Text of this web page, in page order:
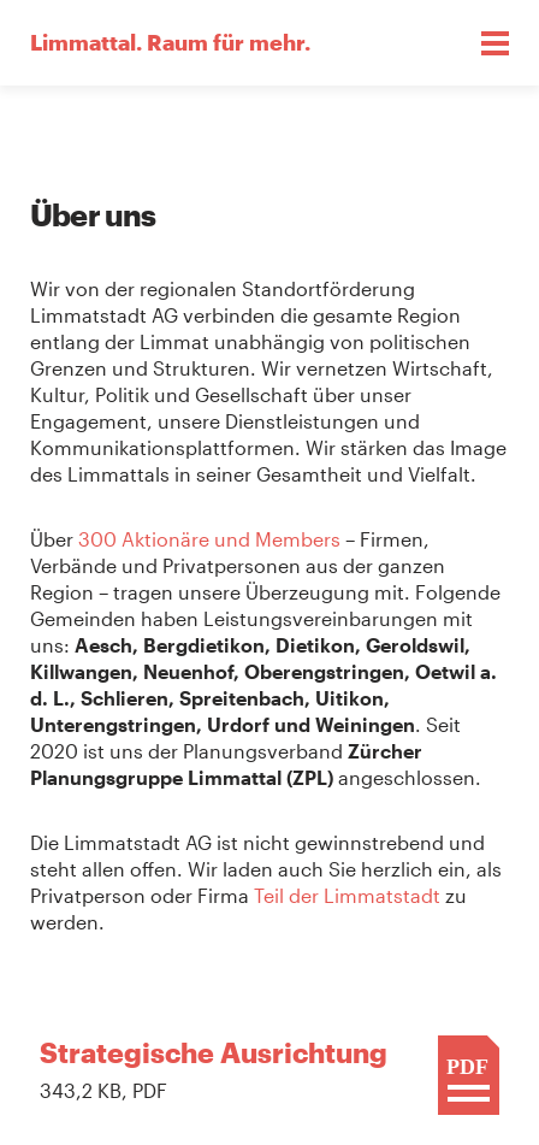
Limmattal. Raum für mehr.
Über uns
Wir von der regionalen Standortförderung
Limmatstadt AG verbinden die gesamte Region
entlang der Limmat unabhängig von politischen
Grenzen und Strukturen. Wir vernetzen Wirtschaft,
Kultur, Politik und Gesellschaft über unser
Engagement, unsere Dienstleistungen und
Kommunikationsplattformen. Wir stärken das Image
des Limmattals in seiner Gesamtheit und Vielfalt.
Über 300 Aktionäre und Members – Firmen,
Verbände und Privatpersonen aus der ganzen
Region – tragen unsere Überzeugung mit. Folgende
Gemeinden haben Leistungsvereinbarungen mit
uns: Aesch, Bergdietikon, Dietikon, Geroldswil,
Killwangen, Neuenhof, Oberengstringen, Oetwil a.
d. L., Schlieren, Spreitenbach, Uitikon,
Unterengstringen, Urdorf und Weiningen. Seit
2020 ist uns der Planungsverband Zürcher
Planungsgruppe Limmattal (ZPL) angeschlossen.
Die Limmatstadt AG ist nicht gewinnstrebend und
steht allen offen. Wir laden auch Sie herzlich ein, als
Privatperson oder Firma Teil der Limmatstadt zu
werden.
Strategische Ausrichtung
343,2 KB, PDF
PDF